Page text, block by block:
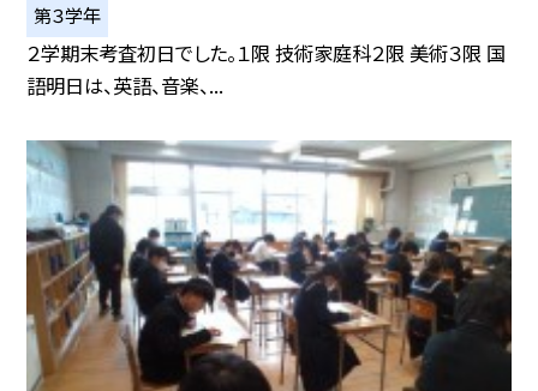
第３学年
２学期末考査初日でした。１限 技術家庭科２限 美術３限 国
語明日は、英語、音楽、...